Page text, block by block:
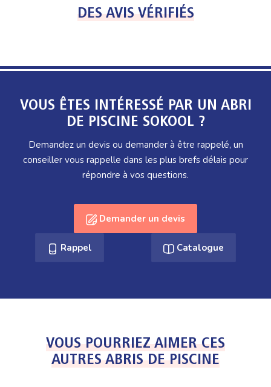
DES AVIS VÉRIFIÉS
VOUS ÊTES INTÉRESSÉ PAR UN ABRI
DE PISCINE SOKOOL ?
Demandez un devis ou demander à être rappelé, un
conseiller vous rappelle dans les plus brefs délais pour
répondre à vos questions.
Demander un devis
Rappel Catalogue
VOUS POURRIEZ AIMER CES
AUTRES ABRIS DE PISCINE